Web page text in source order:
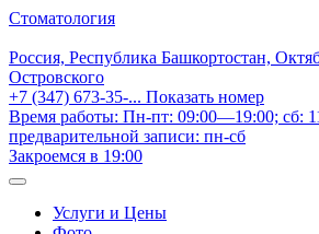
Стоматология
Россия, Республика Башкортостан,
Островского
+7 (347) 673-35-... Показать номер
Время работы: Пн-пт: 09:00—19:00; сб:
предварительной записи: пн-сб
Закроемся в 19:00
Услуги и Цены